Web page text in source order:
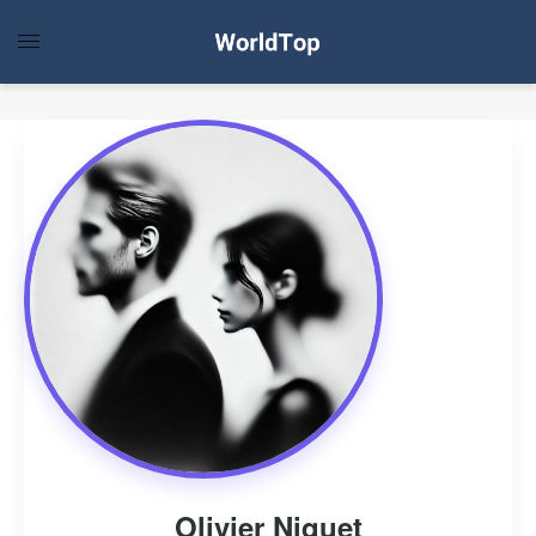
Olivier Niquet